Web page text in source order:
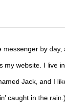
messenger by
my website. I live
Jack, and I
caught in the rain.)